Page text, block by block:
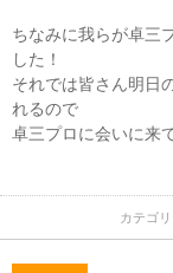
ちなみに我らが卓三
した！
それでは皆さん明日
れるので
卓三プロに会いに来
カテゴ